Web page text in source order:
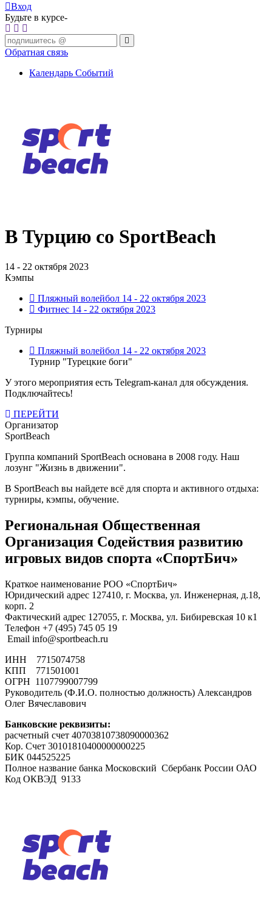
Вход
Будьте в курсе-
Обратная связь
Календарь Событий
В Турцию со SportBeach
14 - 22 октября 2023
Кэмпы
Пляжный волейбол 14 - 22 октября 2023
Фитнес 14 - 22 октября 2023
Турниры
Пляжный волейбол 14 - 22 октября 2023
Турнир "Турецкие боги"
У этого мероприятия есть Telegram-канал для обсуждения.
Подключайтесь!
ПЕРЕЙТИ
Организатор
SportBeach
Группа компаний SportBeach основана в 2008 году. Наш
лозунг "Жизнь в движении".
В SportBeach вы найдете всё для спорта и активного отдыха:
турниры, кэмпы, обучение.
Региональная Общественная
Организация Содействия развитию
игровых видов спорта «СпортБич»
Краткое наименование РОО «СпортБич»
Юридический адрес 127410, г. Москва, ул. Инженерная, д.18,
корп. 2
Фактический адрес 127055, г. Москва, ул. Бибиревская 10 к1
Телефон +7 (495) 745 05 19
Email info@sportbeach.ru
ИНН 7715074758
КПП 771501001
ОГРН 1107799007799
Руководитель (Ф.И.О. полностью должность) Александров
Олег Вячеславович
Банковские реквизиты:
расчетный счет 40703810738090000362
Кор. Счет 30101810400000000225
БИК 044525225
Полное название банка Московский Сбербанк России ОАО
Код ОКВЭД 9133